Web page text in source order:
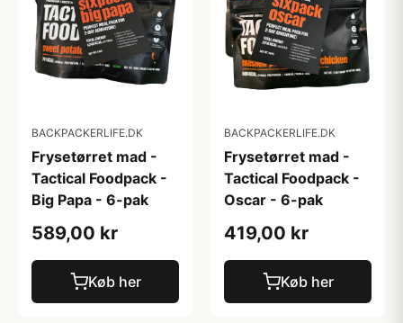
BACKPACKERLIFE.DK
Frysetørret mad -
Tactical Foodpack -
Big Papa - 6-pak
589,00 kr
Køb her
BACKPACKERLIFE.DK
Frysetørret mad -
Tactical Foodpack -
Oscar - 6-pak
419,00 kr
Køb her